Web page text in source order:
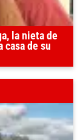
la nieta de
casa de su